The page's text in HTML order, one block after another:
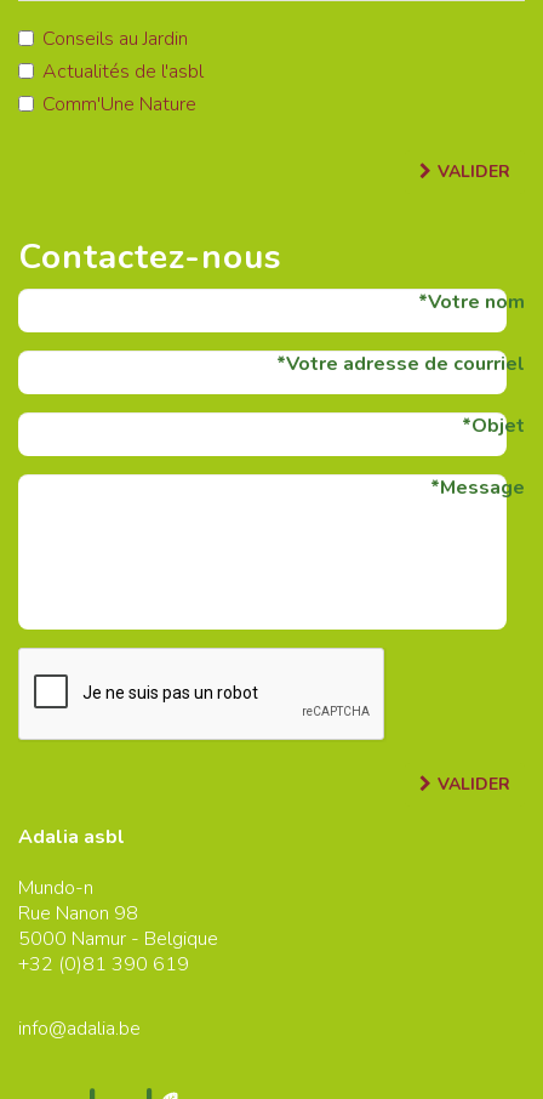
Conseils au Jardin
Actualités de l'asbl
Comm'Une Nature
VALIDER
Contactez-nous
Votre nom
Votre adresse de courriel
Objet
Message
VALIDER
Adalia asbl
Mundo-n
Rue Nanon 98
5000 Namur - Belgique
+32 (0)81 390 619
info@adalia.be